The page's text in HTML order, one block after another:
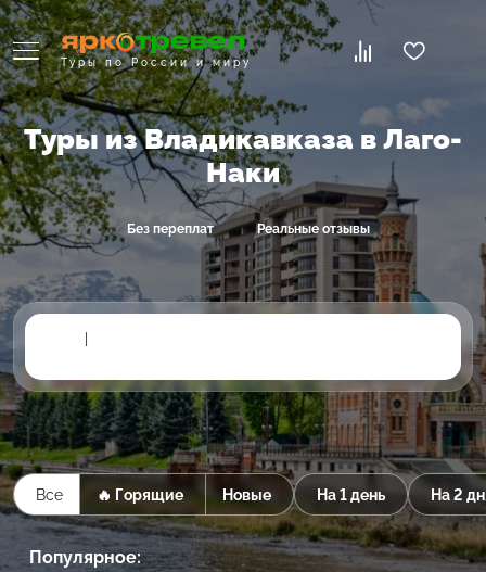
Туры по России и миру
Туры из Владикавказа в Лаго-
Наки
Без переплат Реальные отзывы
Все 🔥 Горящие Новые На 1 день На 2
Популярное: